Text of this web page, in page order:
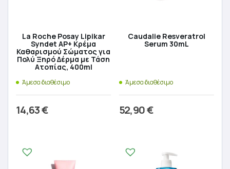
La Roche Posay Lipikar
Syndet AP+ Κρέμα
Καθαρισμού Σώματος για
Πολύ Ξηρό Δέρμα με Τάση
Ατοπίας, 400ml
Άμεσα διαθέσιμο
14,63€
Caudalie Resveratrol
Serum 30mL
Άμεσα διαθέσιμο
52,90€